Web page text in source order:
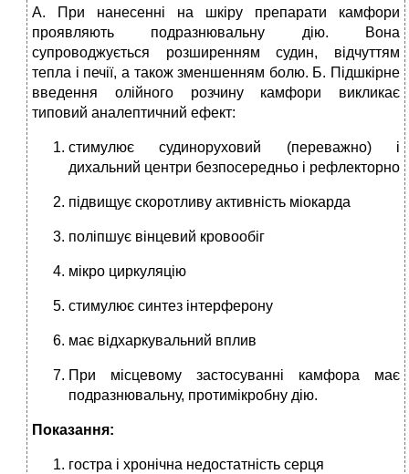
А. При нанесенні на шкіру препарати камфори
проявляють подра­знювальну дію. Вона
супроводжується розширенням судин, від­чуттям
тепла і печії, а також зменшенням болю. Б. Підшкірне
введення олійного розчину камфори викликає
типовий аналептичний ефект:
сти­мулює судиноруховий (переважно) і
дихальний центри безпосередньо і рефлекторно
підвищує скоротливу активність міокарда
поліпшує вінцевий кровообіг
мікро циркуляцію
сти­мулює синтез інтерферону
має відхарку­вальний вплив
При місцевому застосуван­ні камфора має
подразнювальну, проти­мікробну дію.
Показання:
гостра і хронічна недо­статність серця